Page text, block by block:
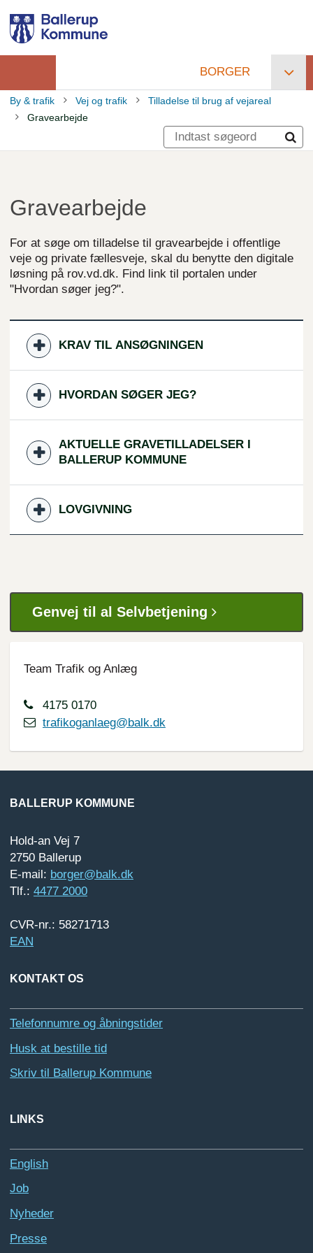
hovedindhold
Primær
navigation
BORGER
Brødkrumme
By & trafik Vej og trafik
Tilladelse til brug af vejareal
Gravearbejde
Gravearbejde
For at søge om tilladelse til gravearbejde i offentlige
veje og private fællesveje, skal du benytte den digitale
løsning på rov.vd.dk. Find link til portalen under
"Hvordan søger jeg?".
KRAV TIL ANSØGNINGEN
HVORDAN SØGER JEG?
AKTUELLE GRAVETILLADELSER I
BALLERUP KOMMUNE
LOVGIVNING
Genvej til al Selvbetjening
Team Trafik og Anlæg
4175 0170
trafikoganlaeg@balk.dk
BALLERUP KOMMUNE
Hold-an Vej 7
2750 Ballerup
E-mail: borger@balk.dk
Tlf.: 4477 2000
CVR-nr.: 58271713
EAN
KONTAKT OS
Telefonnumre og åbningstider
Husk at bestille tid
Skriv til Ballerup Kommune
LINKS
English
Job
Nyheder
Presse